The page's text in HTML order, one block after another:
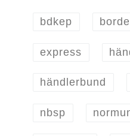
bdkep
express
händlerbund
nbsp